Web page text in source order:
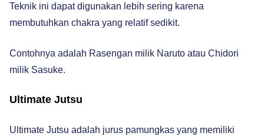
Teknik ini dapat digunakan lebih sering karena
membutuhkan chakra yang relatif sedikit.
Contohnya adalah Rasengan milik Naruto atau Chidori
milik Sasuke.
Ultimate Jutsu
Ultimate Jutsu adalah jurus pamungkas yang memiliki